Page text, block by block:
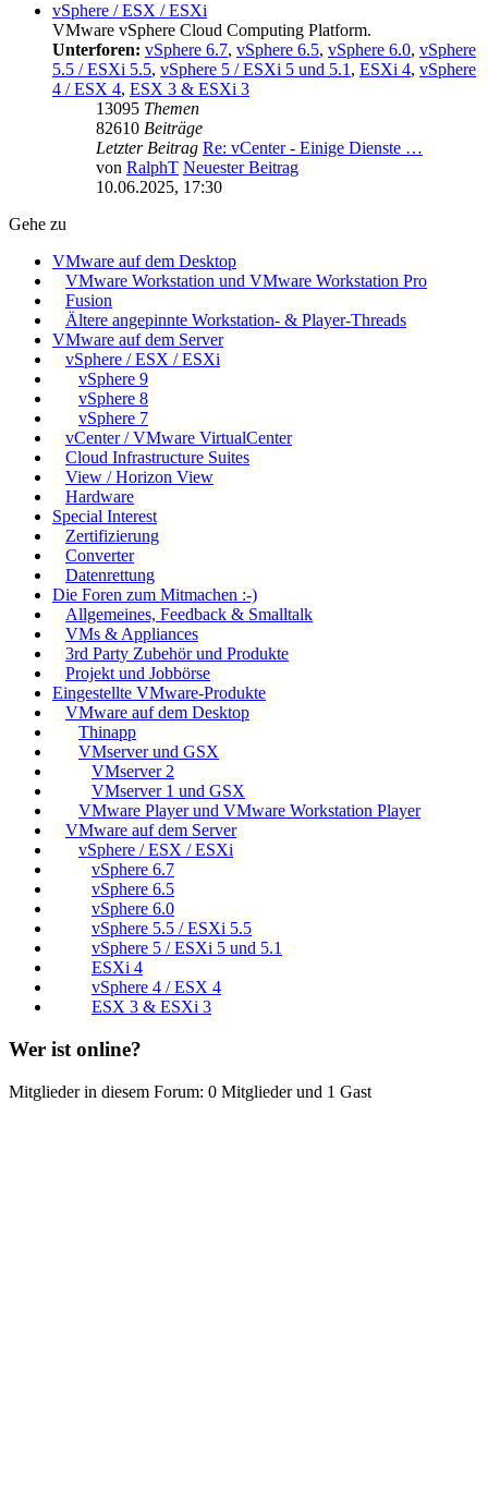
vSphere / ESX / ESXi
VMware vSphere Cloud Computing Platform.
Unterforen: vSphere 6.7, vSphere 6.5, vSphere 6.0, vSphere
5.5 / ESXi 5.5, vSphere 5 / ESXi 5 und 5.1 , ESXi 4, vSphere
4 / ESX 4, ESX 3 & ESXi 3
13095 Themen
82610 Beiträge
Letzter Beitrag Re: vCenter - Einige Dienste …
von RalphT Neuester Beitrag
10.06.2025, 17:30
Gehe zu
VMware auf dem Desktop
VMware Workstation und VMware Workstation Pro
Fusion
Ältere angepinnte Workstation- & Player-Threads
VMware auf dem Server
vSphere / ESX / ESXi
vSphere 9
vSphere 8
vSphere 7
vCenter / VMware VirtualCenter
Cloud Infrastructure Suites
View / Horizon View
Hardware
Special Interest
Zertifizierung
Converter
Datenrettung
Die Foren zum Mitmachen :-)
Allgemeines, Feedback & Smalltalk
VMs & Appliances
3rd Party Zubehör und Produkte
Projekt und Jobbörse
Eingestellte VMware-Produkte
VMware auf dem Desktop
Thinapp
VMserver und GSX
VMserver 2
VMserver 1 und GSX
VMware Player und VMware Workstation Player
VMware auf dem Server
vSphere / ESX / ESXi
vSphere 6.7
vSphere 6.5
vSphere 6.0
vSphere 5.5 / ESXi 5.5
vSphere 5 / ESXi 5 und 5.1
ESXi 4
vSphere 4 / ESX 4
ESX 3 & ESXi 3
Wer ist online?
Mitglieder in diesem Forum: 0 Mitglieder und 1 Gast